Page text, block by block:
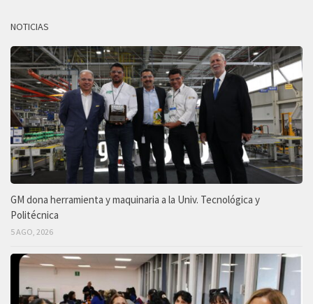
NOTICIAS
GM dona herramienta y maquinaria a la Univ. Tecnológica y
Politécnica
5 AGO, 2026